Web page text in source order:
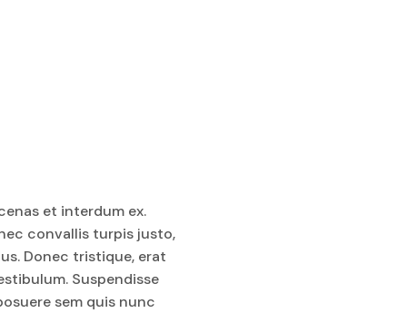
et interdum ex.
convallis turpis justo,
Donec tristique, erat
Suspendisse
sem quis nunc